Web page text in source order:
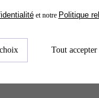
et notre Politique
Tout accepter